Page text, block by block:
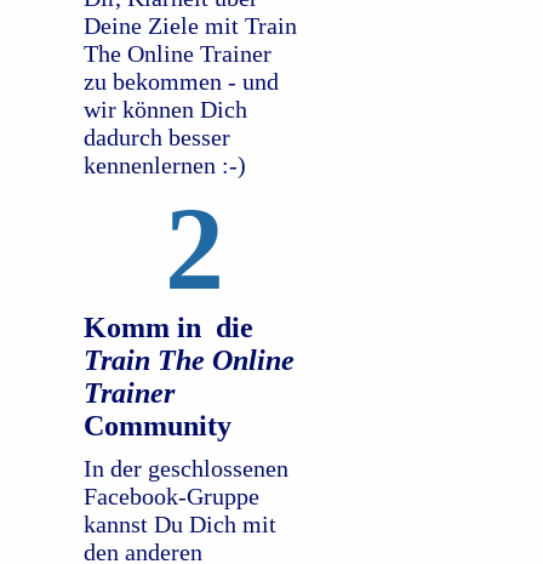
Deine Ziele mit Train
The Online Trainer
zu bekommen - und
wir können Dich
dadurch besser
kennenlernen :-)
2
Komm in die
Train The Online
Trainer
Community
In der geschlossenen
Facebook-Gruppe
kannst Du Dich mit
den anderen